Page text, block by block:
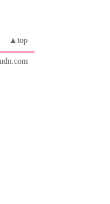
▲top
udn.com